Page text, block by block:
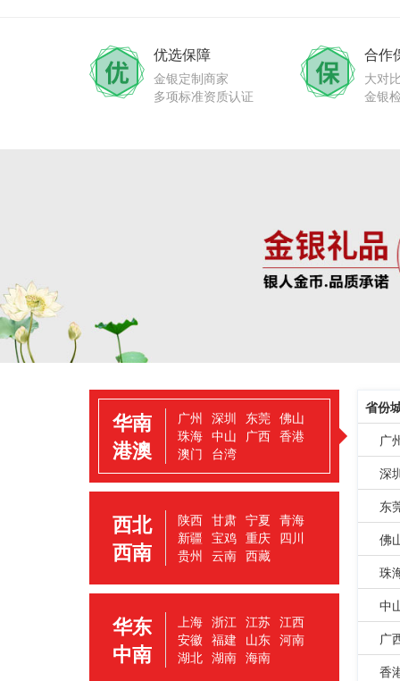
优选保障
金银定制商家
多项标准资质认证
合作
大对
金银
华南
港澳
广州 深圳 东莞 佛山
珠海 中山 广西 香港
澳门 台湾
西北
西南
陕西 甘肃 宁夏 青海
新疆 宝鸡 重庆 四川
贵州 云南 西藏
华东
中南
上海 浙江 江苏 江西
安徽 福建 山东 河南
湖北 湖南 海南
省份
广
深
东
佛
珠
中
广
香